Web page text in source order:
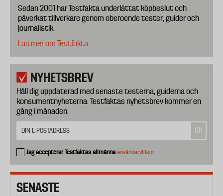
Sedan 2001 har Testfakta underlättat köpbeslut och
påverkat tillverkare genom oberoende tester, guider och
journalistik.
Läs mer om Testfakta.
NYHETSBREV
Håll dig uppdaterad med senaste testerna, guiderna och
konsumentnyheterna. Testfaktas nyhetsbrev kommer en
gång i månaden.
Jag accepterar Testfaktas allmännaanvändarvillkor
SENASTE